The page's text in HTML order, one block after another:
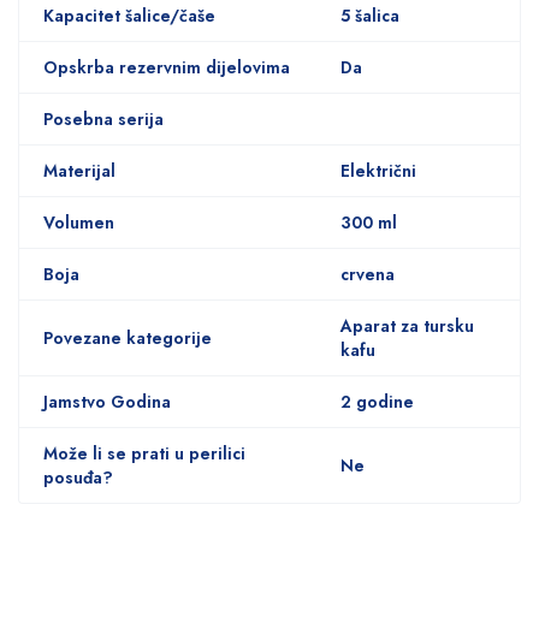
Kapacitet šalice/čaše 5 šalica
Opskrba rezervnim dijelovima Da
Posebna serija
Materijal Električni
Volumen 300 ml
Boja crvena
Povezane kategorije
Aparat za tursku
kafu
Jamstvo Godina 2 godine
Može li se prati u perilici
posuđa?
Ne